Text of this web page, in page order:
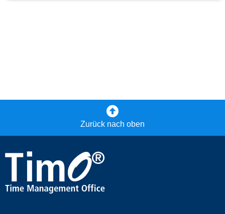
Zurück nach oben